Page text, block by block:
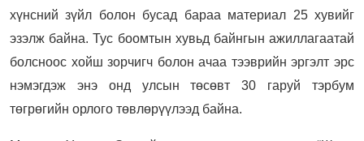
хүнсний зүйл болон бусад бараа материал 25 хувийг
эзэлж байна. Тус боомтын хувьд байнгын ажиллагаатай
болсноос хойш зорчигч болон ачаа тээврийн эргэлт эрс
нэмэгдэж энэ онд улсын төсөвт 30 гаруй тэрбум
төгрөгийн орлого төвлөрүүлээд байна.